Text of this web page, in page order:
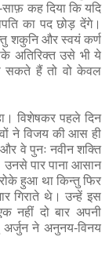
कह दिया कि यदि
का पद छोड़ देंगे।
शकुनि और स्वयं कर्ण
अतिरिक्त उसे भी ये
सकते हैं तो वो केवल
विशेषकर पहले दिन
ने विजय की आस ही
वे पुनः नवीन शक्ति
उनसे पार पाना आसान
हुआ था किन्तु फिर
गिराते थे। उन्हें इस
नहीं दो बार अपनी
अर्जुन ने अनुनय-विनय